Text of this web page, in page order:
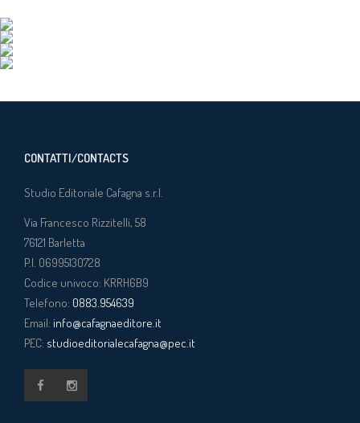
CONTATTI/CONTACTS
Studio Editoriale Cafagna s.r.l.
Via Francesco Rizzitelli, 58
76121 Barletta
P.I. 06995130728
Codice univoco: KRRH6B9
Telefono: 0883.954639
Email: info@cafagnaeditore.it
PEC: studioeditorialecafagna@pec.it